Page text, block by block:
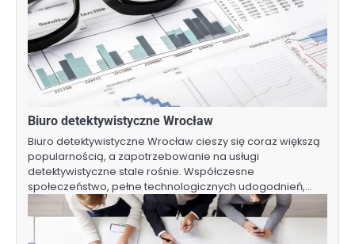
Biuro detektywistyczne Wrocław
Biuro detektywistyczne Wrocław cieszy się coraz większą
popularnością, a zapotrzebowanie na usługi
detektywistyczne stale rośnie. Współczesne
społeczeństwo, pełne technologicznych udogodnień,…